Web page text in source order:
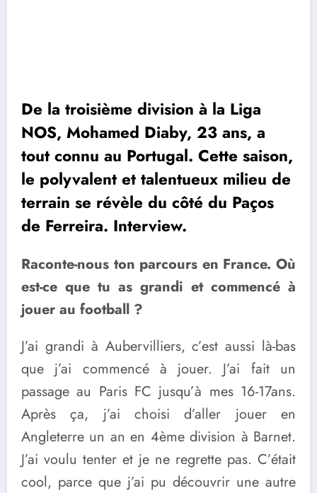
De la troisième division à la Liga
NOS, Mohamed Diaby, 23 ans, a
tout connu au Portugal. Cette saison,
le polyvalent et talentueux milieu de
terrain se révèle du côté du Paços
de Ferreira. Interview.
Raconte-nous ton parcours en France. Où
est-ce que tu as grandi et commencé à
jouer au football ?
J’ai grandi à Aubervilliers, c’est aussi là-bas
que j’ai commencé à jouer. J’ai fait un
passage au Paris FC jusqu’à mes 16-17ans.
Après ça, j’ai choisi d’aller jouer en
Angleterre un an en 4ème division à Barnet.
J’ai voulu tenter et je ne regrette pas. C’était
cool, parce que j’ai pu découvrir une autre